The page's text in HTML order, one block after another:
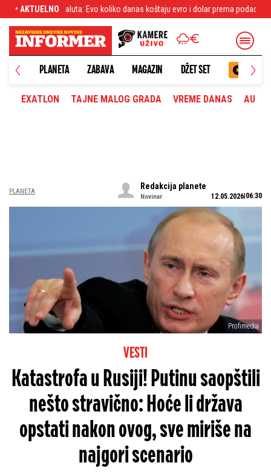
• AKTUELNO
koliko danas koštaju evro i dolar prema podacima NBS "Odmah
PLANETA ZABAVA MAGAZIN DŽET SET
EXATLON TAJNE MALOG GRADA VREME DANAS
PLANETA
Redakcija planete
Novinar 12.05.2026 06:30
Profimedia
VESTI
Katastrofa u Rusiji! Putinu saopštili
nešto stravično: Hoće li država
opstati nakon ovog, sve miriše na
najgori scenario